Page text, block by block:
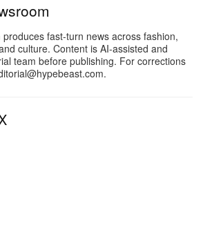
2025.
fast-turn news across fashion,
culture. Content is AI-assisted and
team before publishing. For corrections